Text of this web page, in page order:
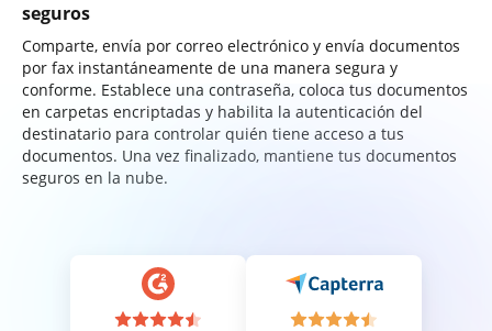
seguros
Comparte, envía por correo electrónico y envía documentos
por fax instantáneamente de una manera segura y
conforme. Establece una contraseña, coloca tus documentos
en carpetas encriptadas y habilita la autenticación del
destinatario para controlar quién tiene acceso a tus
documentos. Una vez finalizado, mantiene tus documentos
seguros en la nube.